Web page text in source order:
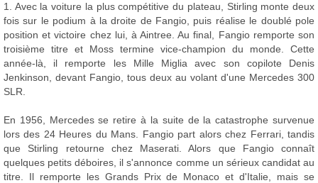
1. Avec la voiture la plus compétitive du plateau, Stirling monte deux
fois sur le podium à la droite de Fangio, puis réalise le doublé pole
position et victoire chez lui, à Aintree. Au final, Fangio remporte son
troisième titre et Moss termine vice-champion du monde. Cette
année-là, il remporte les Mille Miglia avec son copilote Denis
Jenkinson, devant Fangio, tous deux au volant d'une Mercedes 300
SLR.
En 1956, Mercedes se retire à la suite de la catastrophe survenue
lors des 24 Heures du Mans. Fangio part alors chez Ferrari, tandis
que Stirling retourne chez Maserati. Alors que Fangio connaît
quelques petits déboires, il s'annonce comme un sérieux candidat au
titre. Il remporte les Grands Prix de Monaco et d'Italie, mais se